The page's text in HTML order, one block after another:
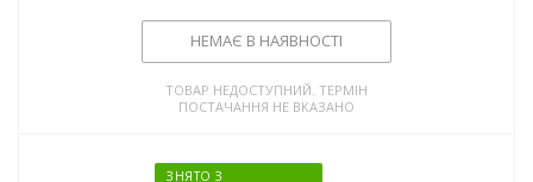
НЕМАЄ В НАЯВНОСТІ
ТОВАР НЕДОСТУПНИЙ. ТЕРМІН
ПОСТАЧАННЯ НЕ ВКАЗАНО
ЗНЯТО З